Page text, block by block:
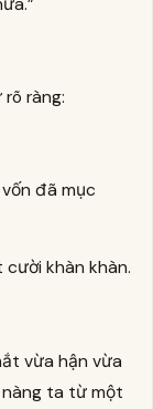
ràng:
đã mục
khàn khàn.
vừa hận vừa
nàng ta từ một